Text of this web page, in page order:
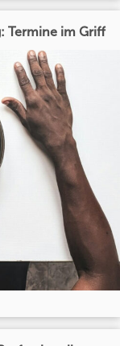
Termine im Griff